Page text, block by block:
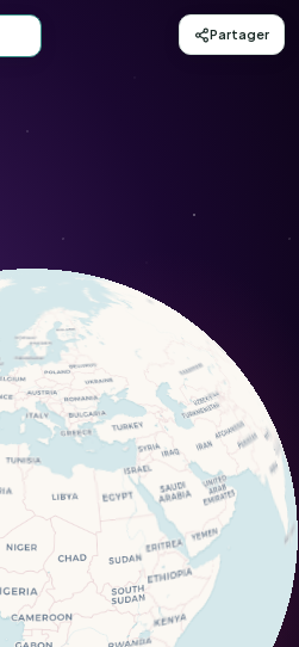
emmêlé
Partager